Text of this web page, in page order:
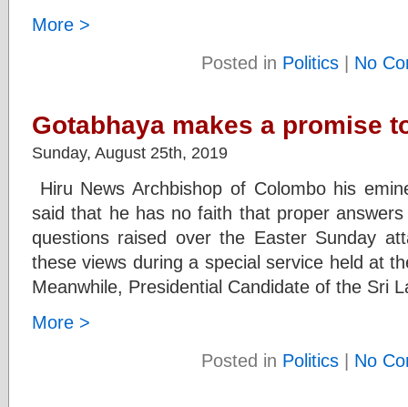
More >
Posted in Politics | No
Gotabhaya makes a promise
Sunday, August 25th, 2019
Hiru News Archbishop of Colombo his
said that he has no faith that proper
questions raised over the Easter Sunday
these views during a special service held at
Meanwhile, Presidential Candidate of the Sri
More >
Posted in Politics | No